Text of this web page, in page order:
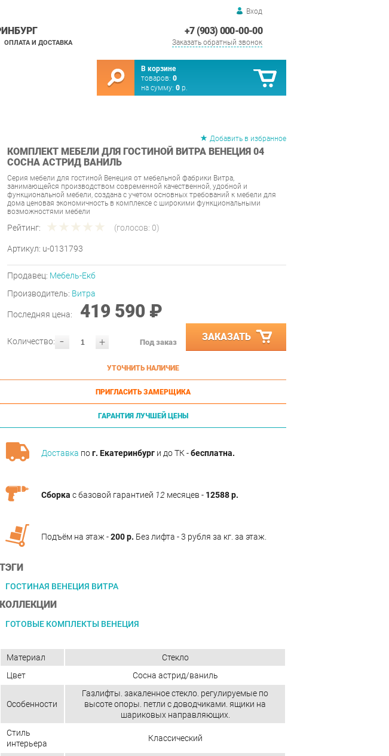
Вход
+7 (903) 000-00-00
Заказать обратный звонок
ОПЛАТА И ДОСТАВКА
В корзине
товаров: 0
на сумму: 0 р.
Добавить в избранное
КОМПЛЕКТ МЕБЕЛИ ДЛЯ ГОСТИНОЙ ВИТРА ВЕНЕЦИЯ 04
СОСНА АСТРИД ВАНИЛЬ
Серия мебели для гостиной Венеция от мебельной фабрики Витра,
занимающейся производством современной качественной, удобной и
функциональной мебели, создана с учетом основных требований к мебели для
дома ценовая экономичность в комплексе с широкими функциональными
возможностями мебели
Рейтинг: (голосов: 0)
Артикул: u-0131793
Продавец: Мебель-Екб
Производитель: Витра
Последняя цена: 419 590 ₽
- +
Количество: Под заказ ЗАКАЗАТЬ
УТОЧНИТЬ НАЛИЧИЕ
ПРИГЛАСИТЬ ЗАМЕРЩИКА
ГАРАНТИЯ ЛУЧШЕЙ ЦЕНЫ
Доставка пог. Екатеринбург и до ТК -бесплатна.
Сборка с базовой гарантией 12 месяцев - 12588 р.
Подъём на этаж -200 р. Без лифта - 3 рубля за кг. за этаж.
ТЭГИ
ГОСТИНАЯ ВЕНЕЦИЯ ВИТРА
КОЛЛЕКЦИИ
ГОТОВЫЕ КОМПЛЕКТЫ ВЕНЕЦИЯ
Материал
Стекло
Цвет
Сосна астрид/ваниль
Особенности
Газлифты. закаленное стекло. регулируемые по
высоте опоры. петли с доводчиками. ящики на
шариковых направляющих.
Стиль
интерьера
Классический